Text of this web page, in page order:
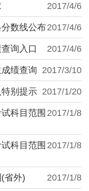
2017/4/6
2017/4/6
数线公布
2017/4/6
询入口
2017/3/10
绩查询
2017/1/20
别提示
2017/1/8
科目范围
2017/1/8
科目范围
2017/1/8
省外)